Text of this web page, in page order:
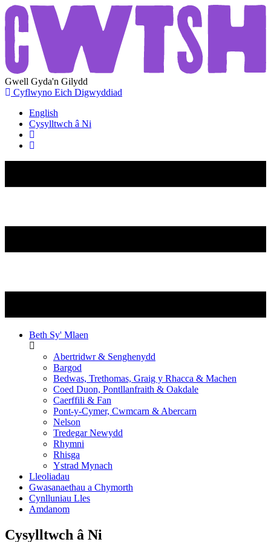
Gwell Gyda'n Gilydd
Cyflwyno Eich Digwyddiad
English
Cysylltwch â Ni
Beth Sy' Mlaen
Abertridwr & Senghenydd
Bargod
Bedwas, Trethomas, Graig y Rhacca & Machen
Coed Duon, Pontllanfraith & Oakdale
Caerffili & Fan
Pont-y-Cymer, Cwmcarn & Abercarn
Nelson
Tredegar Newydd
Rhymni
Rhisga
Ystrad Mynach
Lleoliadau
Gwasanaethau a Chymorth
Cynlluniau Lles
Amdanom
Cysylltwch â Ni